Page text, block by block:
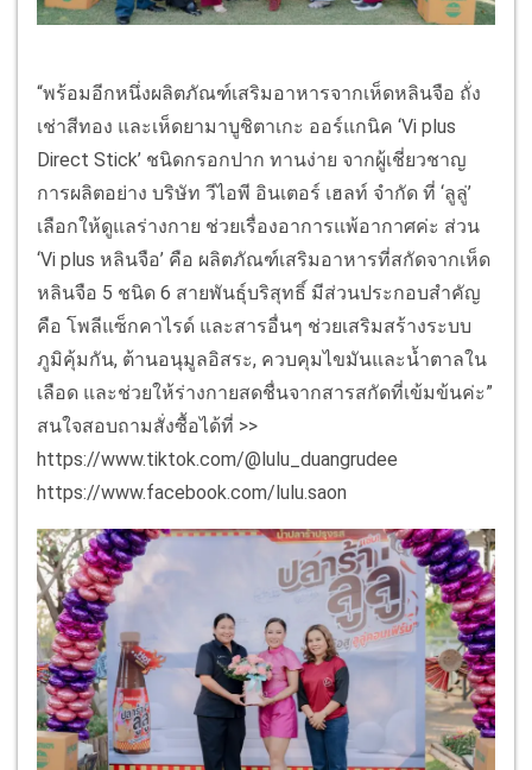
“พร้อมอีกหนึ่งผลิตภัณฑ์เสริมอาหารจากเห็ดหลินจือ ถั่ง
เช่าสีทอง และเห็ดยามาบูชิตาเกะ ออร์แกนิค ‘Vi plus
Direct Stick’ ชนิดกรอกปาก ทานง่าย จากผู้เชี่ยวชาญ
การผลิตอย่าง บริษัท วีไอพี อินเตอร์ เฮลท์ จำกัด ที่ ‘ลูลู่’
เลือกให้ดูแลร่างกาย ช่วยเรื่องอาการแพ้อากาศค่ะ ส่วน
‘Vi plus หลินจือ’ คือ ผลิตภัณฑ์เสริมอาหารที่สกัดจากเห็ด
หลินจือ 5 ชนิด 6 สายพันธุ์บริสุทธิ์ มีส่วนประกอบสำคัญ
คือ โพลีแซ็กคาไรด์ และสารอื่นๆ ช่วยเสริมสร้างระบบ
ภูมิคุ้มกัน, ต้านอนุมูลอิสระ, ควบคุมไขมันและน้ำตาลใน
เลือด และช่วยให้ร่างกายสดชื่นจากสารสกัดที่เข้มข้นค่ะ”
สนใจสอบถามสั่งซื้อได้ที่ >>
https://www.tiktok.com/@lulu_duangrudee
https://www.facebook.com/lulu.saon